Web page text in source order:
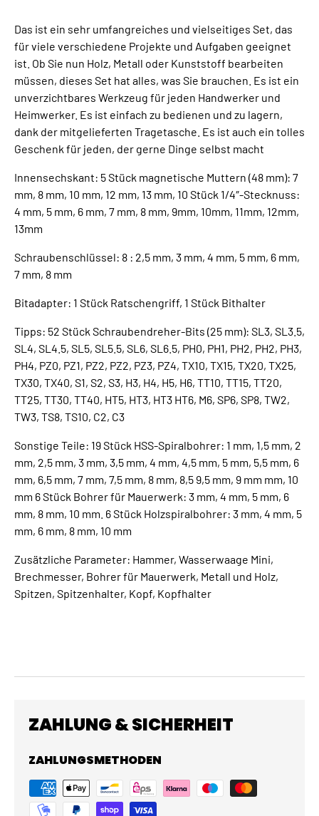
Das ist ein sehr umfangreiches und vielseitiges Set, das
für viele verschiedene Projekte und Aufgaben geeignet
ist. Ob Sie nun Holz, Metall oder Kunststoff bearbeiten
müssen, dieses Set hat alles, was Sie brauchen. Es ist ein
unverzichtbares Werkzeug für jeden Handwerker und
Heimwerker. Es ist einfach zu bedienen und zu lagern,
dank der mitgelieferten Tragetasche. Es ist auch ein tolles
Geschenk für jeden, der gerne Dinge selbst macht
Innensechskant: 5 Stück magnetische Muttern (48 mm): 7
mm, 8 mm, 10 mm, 12 mm, 13 mm, 10 Stück 1/4″-Stecknuss:
4 mm, 5 mm, 6 mm, 7 mm, 8 mm, 9mm, 10mm, 11mm, 12mm,
13mm
Schraubenschlüssel: 8 : 2,5 mm, 3 mm, 4 mm, 5 mm, 6 mm,
7 mm, 8 mm
Bitadapter: 1 Stück Ratschengriff, 1 Stück Bithalter
Tipps: 52 Stück Schraubendreher-Bits (25 mm): SL3, SL3.5,
SL4, SL4.5, SL5, SL5.5, SL6, SL6.5, PH0, PH1, PH2, PH2, PH3,
PH4, PZ0, PZ1, PZ2, PZ2, PZ3, PZ4, TX10, TX15, TX20, TX25,
TX30, TX40, S1, S2, S3, H3, H4, H5, H6, TT10, TT15, TT20,
TT25, TT30, TT40, HT5, HT3, HT3 HT6, M6, SP6, SP8, TW2,
TW3, TS8, TS10, C2, C3
Sonstige Teile: 19 Stück HSS-Spiralbohrer: 1 mm, 1,5 mm, 2
mm, 2,5 mm, 3 mm, 3,5 mm, 4 mm, 4,5 mm, 5 mm, 5,5 mm, 6
mm, 6,5 mm, 7 mm, 7,5 mm, 8 mm, 8,5 9,5 mm, 9 mm mm, 10
mm 6 Stück Bohrer für Mauerwerk: 3 mm, 4 mm, 5 mm, 6
mm, 8 mm, 10 mm. 6 Stück Holzspiralbohrer: 3 mm, 4 mm, 5
mm, 6 mm, 8 mm, 10 mm
Zusätzliche Parameter: Hammer, Wasserwaage Mini,
Brechmesser, Bohrer für Mauerwerk, Metall und Holz,
Spitzen, Spitzenhalter, Kopf, Kopfhalter
ZAHLUNG & SICHERHEIT
ZAHLUNGSMETHODEN